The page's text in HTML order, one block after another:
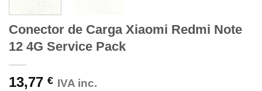
Conector de Carga Xiaomi Redmi Note
12 4G Service Pack
13,77 € IVA inc.